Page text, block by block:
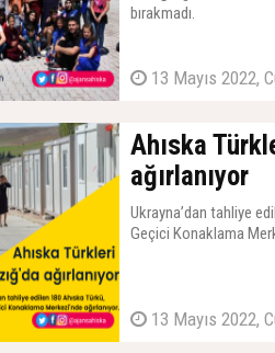
bırakmadı.
13 Mayıs 2022,
Ahıska
ağırlanıyor
Ukrayna’dan tahliye
Geçici Konaklama
13 Mayıs 2022,